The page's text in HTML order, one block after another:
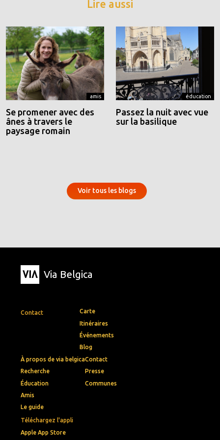
Lire aussi
amis
Se promener avec des
ânes à travers le
paysage romain
éducation
Passez la nuit avec vue
sur la basilique
Voir tous les blogs
Via Belgica
Contact
Téléchargez l'appli
Apple App Store
Carte
Itinéraires
Événements
Blog
À propos de via belgica
Recherche
Éducation
Amis
Le guide
Contact
Presse
Communes